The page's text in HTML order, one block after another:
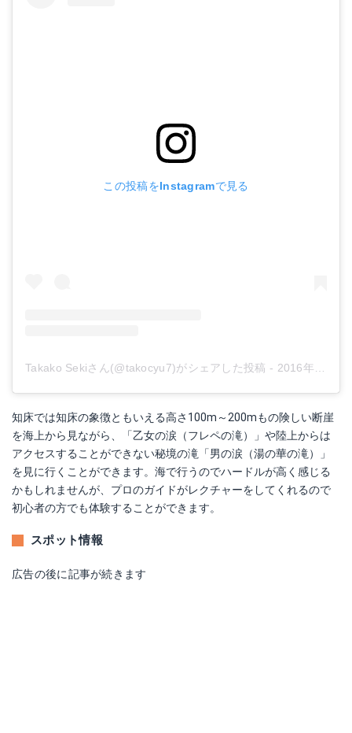
この投稿をInstagramで見る
Takako Sekiさん(@takocyu7)がシェアした投稿 - 2016年 8月月20日午前6時58分PDT
知床では知床の象徴ともいえる高さ100m～200mもの険しい断崖
を海上から見ながら、「乙女の涙（フレペの滝）」や陸上からは
アクセスすることができない秘境の滝「男の涙（湯の華の滝）」
を見に行くことができます。海で行うのでハードルが高く感じる
かもしれませんが、プロのガイドがレクチャーをしてくれるので
初心者の方でも体験することができます。
スポット情報
広告の後に記事が続きます